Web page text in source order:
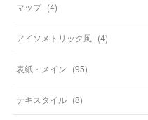
マップ (4)
アイソメトリック風 (4)
表紙・メイン (95)
テキスタイル (8)